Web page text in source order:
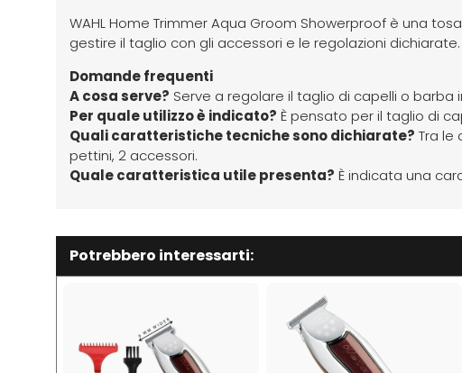
WAHL Home Trimmer Aqua Groom Showerproof è una
gestire il taglio con gli accessori e le regolazioni dichiarate.
Domande frequenti
A cosa serve? Serve a regolare il taglio di capelli o barba
Per quale utilizzo è indicato? È pensato per il taglio di
Quali caratteristiche tecniche sono dichiarate? Tra le
pettini, 2 accessori.
Quale caratteristica utile presenta? È indicata una
Potrebbero interessarti: